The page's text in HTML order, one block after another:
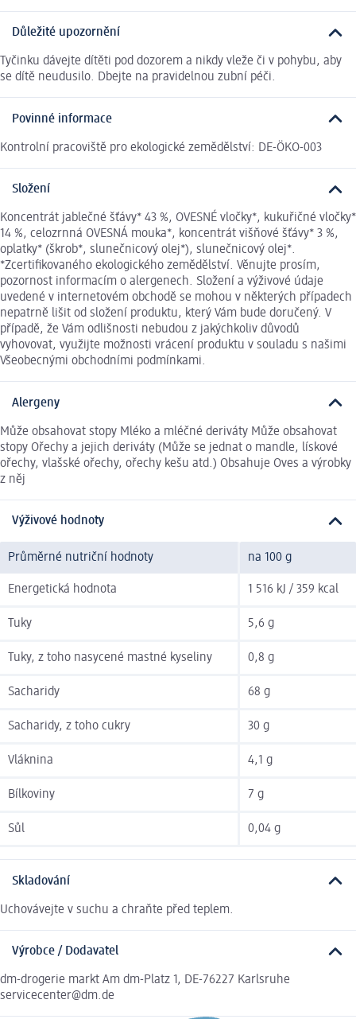
Důležité upozornění
Tyčinku dávejte dítěti pod dozorem a nikdy vleže či v pohybu, aby
se dítě neudusilo. Dbejte na pravidelnou zubní péči.
Povinné informace
Kontrolní pracoviště pro ekologické zemědělství: DE-ÖKO-003
Složení
Koncentrát jablečné šťávy* 43 %, OVESNÉ vločky*, kukuřičné vločky*
14 %, celozrnná OVESNÁ mouka*, koncentrát višňové šťávy* 3 %,
oplatky* (škrob*, slunečnicový olej*), slunečnicový olej*.
*Zcertifikovaného ekologického zemědělství. Věnujte prosím,
pozornost informacím o alergenech. Složení a výživové údaje
uvedené v internetovém obchodě se mohou v některých případech
nepatrně lišit od složení produktu, který Vám bude doručený. V
případě, že Vám odlišnosti nebudou z jakýchkoliv důvodů
vyhovovat, využijte možnosti vrácení produktu v souladu s našimi
Všeobecnými obchodními podmínkami.
Alergeny
Může obsahovat stopy Mléko a mléčné deriváty Může obsahovat
stopy Ořechy a jejich deriváty (Může se jednat o mandle, lískové
ořechy, vlašské ořechy, ořechy kešu atd.) Obsahuje Oves a výrobky
z něj
Výživové hodnoty
Průměrné nutriční hodnoty na 100 g
Energetická hodnota 1 516 kJ / 359 kcal
Tuky 5,6 g
Tuky, z toho nasycené mastné kyseliny 0,8 g
Sacharidy 68 g
Sacharidy, z toho cukry 30 g
Vláknina 4,1 g
Bílkoviny 7 g
Sůl 0,04 g
Skladování
Uchovávejte v suchu a chraňte před teplem.
Výrobce / Dodavatel
dm-drogerie markt Am dm-Platz 1, DE-76227 Karlsruhe
servicecenter@dm.de